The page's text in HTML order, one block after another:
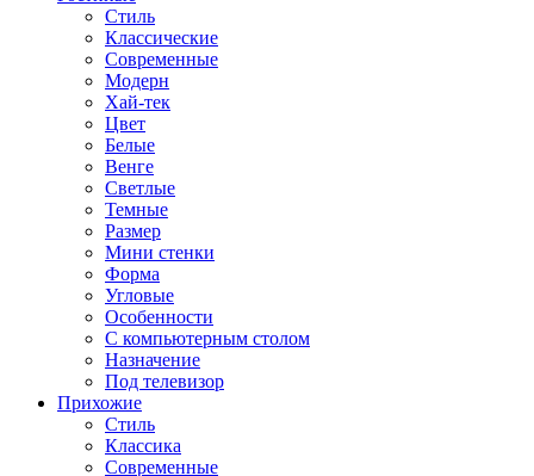
Стиль
Классические
Современные
Модерн
Хай-тек
Цвет
Белые
Венге
Светлые
Темные
Размер
Мини стенки
Форма
Угловые
Особенности
С компьютерным столом
Назначение
Под телевизор
Прихожие
Стиль
Классика
Современные